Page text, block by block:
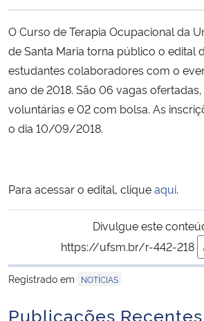
Ministério da Cidadania
Ministério da Saúde
Ministério de Minas e Energia
Ministério do Turismo
Ministério do Desenvolvimento Regional
Controladoria-Geral da União
O Curso de Terapia Ocupacional da
de Santa Maria torna público o edital
estudantes colaboradores com o
ano de 2018. São 06 vagas
voluntárias e 02 com bolsa. As
o dia 10/09/2018.
Para acessar o edital, cliqueaqui.
Divulgue este
https://ufsm.br/r-442-218
Registrado em
NOTÍCIAS
Publicações Recentes